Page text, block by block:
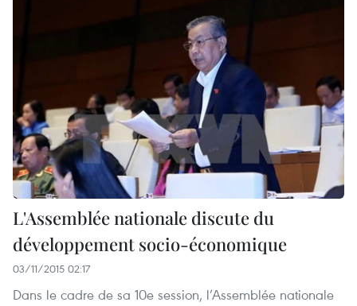
L'Assemblée nationale discute du
développement socio-économique
03/11/2015 02:17
Dans le cadre de sa 10e session, l’Assemblée nationale